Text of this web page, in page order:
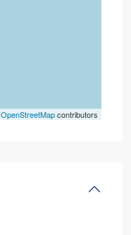
OpenStreetMapcontributors